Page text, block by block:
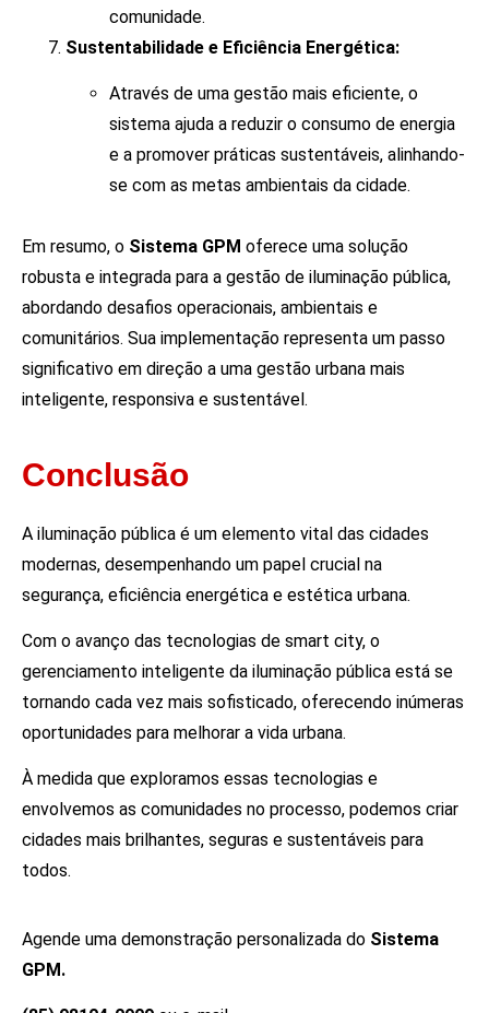
comunidade.
Sustentabilidade e Eficiência Energética:
Através de uma gestão mais eficiente, o
sistema ajuda a reduzir o consumo de energia
e a promover práticas sustentáveis, alinhando-
se com as metas ambientais da cidade.
Em resumo, o Sistema GPM oferece uma solução
robusta e integrada para a gestão de iluminação pública,
abordando desafios operacionais, ambientais e
comunitários. Sua implementação representa um passo
significativo em direção a uma gestão urbana mais
inteligente, responsiva e sustentável.
Conclusão
A iluminação pública é um elemento vital das cidades
modernas, desempenhando um papel crucial na
segurança, eficiência energética e estética urbana.
Com o avanço das tecnologias de smart city, o
gerenciamento inteligente da iluminação pública está se
tornando cada vez mais sofisticado, oferecendo inúmeras
oportunidades para melhorar a vida urbana.
À medida que exploramos essas tecnologias e
envolvemos as comunidades no processo, podemos criar
cidades mais brilhantes, seguras e sustentáveis para
todos.
Agende uma demonstração personalizada do Sistema
GPM.